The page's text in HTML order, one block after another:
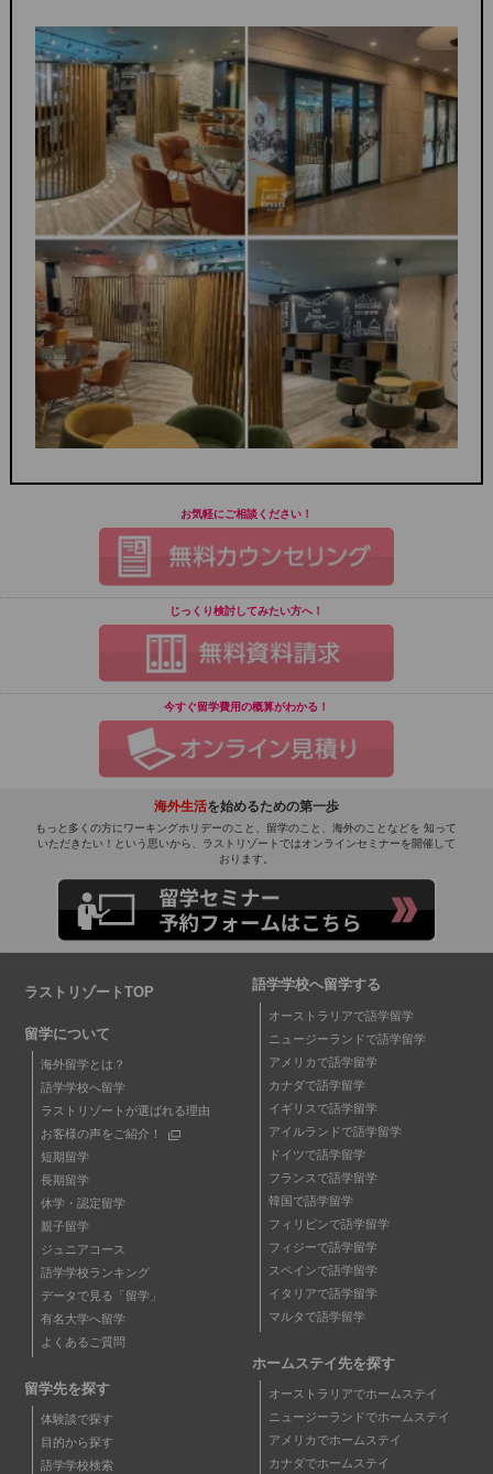
お気軽にご相談ください！
じっくり検討してみたい方へ！
今すぐ留学費用の概算がわかる！
海外生活を始めるための第一歩
もっと多くの方にワーキングホリデーのこと、留学のこと、海外のことなどを 知って
いただきたい！という思いから、ラストリゾートではオンラインセミナーを開催して
おります。
ラストリゾートTOP
留学について
海外留学とは？
語学学校へ留学
ラストリゾートが選ばれる理由
お客様の声をご紹介！
短期留学
長期留学
休学・認定留学
親子留学
ジュニアコース
語学学校ランキング
データで見る「留学」
有名大学へ留学
よくあるご質問
留学先を探す
体験談で探す
目的から探す
語学学校検索
語学学校へ留学する
オーストラリアで語学留学
ニュージーランドで語学留学
アメリカで語学留学
カナダで語学留学
イギリスで語学留学
アイルランドで語学留学
ドイツで語学留学
フランスで語学留学
韓国で語学留学
フィリピンで語学留学
フィジーで語学留学
スペインで語学留学
イタリアで語学留学
マルタで語学留学
ホームステイ先を探す
オーストラリアでホームステイ
ニュージーランドでホームステイ
アメリカでホームステイ
カナダでホームステイ